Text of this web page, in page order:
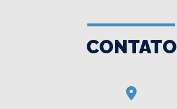
CONTATO